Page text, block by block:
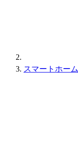
スマートホーム